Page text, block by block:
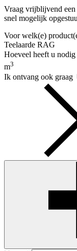
Vraag vrijblijvend
snel mogelijk
Voor welk(e)
Teelaarde RAG
Hoeveel heeft u
m3
Ik ontvang ook graag